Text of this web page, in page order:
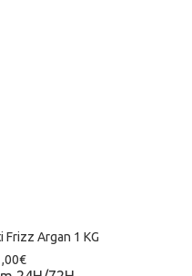
Frizz Argan 1 KG
€